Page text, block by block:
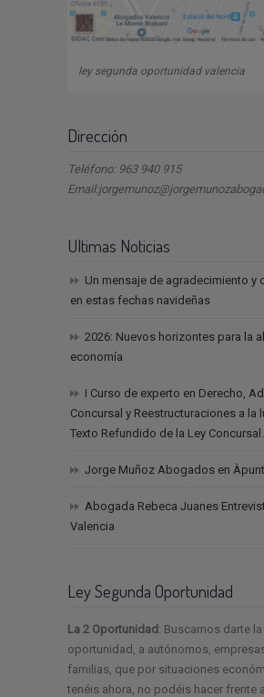
ley segunda oportunidad valencia
Dirección
Teléfono: 963 940 915
Ultimas Noticias
Un mensaje de agradecimiento y
en estas fechas navideñas
2026: Nuevos horizontes para la
economía
I Curso de experto en Derecho,
Concursal y Reestructuraciones a la
Texto Refundido de la Ley Concursal.
Jorge Muñoz Abogados en Àpunt
Abogada Rebeca Juanes
Valencia
Ley Segunda Oportunidad
La 2 Oportunidad : Buscamos darte
oportunidad, a autónomos,
familias, que por situaciones
tenéis ahora, no podéis hacer frente